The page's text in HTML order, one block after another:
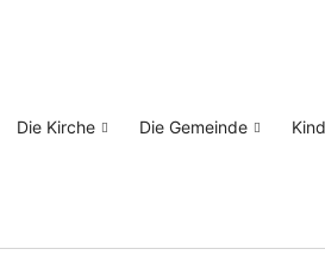
Die Kirche Die Gemeinde